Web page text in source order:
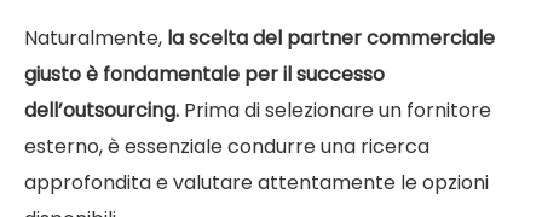
Naturalmente, la scelta del partner commerciale
giusto è fondamentale per il successo
dell’outsourcing. Prima di selezionare un fornitore
esterno, è essenziale condurre una ricerca
approfondita e valutare attentamente le opzioni